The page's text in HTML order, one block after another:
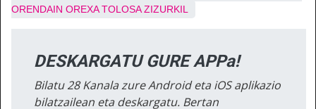
ORENDAIN OREXA TOLOSA ZIZURKIL
DESKARGATU GURE APPa!
Bilatu 28 Kanala zure Android eta iOS aplikazio
bilatzailean eta deskargatu. Bertan